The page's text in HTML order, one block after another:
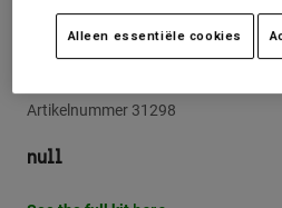
Brillen
Tassen & Accessoires
Spare parts
Shirts
Alles bekijken
Shirts
Pants
Beschermers
Gloves
Broek 180 Atlas
Artikelnummer 31298
null
Alleen essentiële cookies